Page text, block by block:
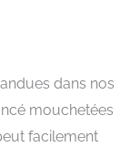
dans nos
mouchetées
facilement